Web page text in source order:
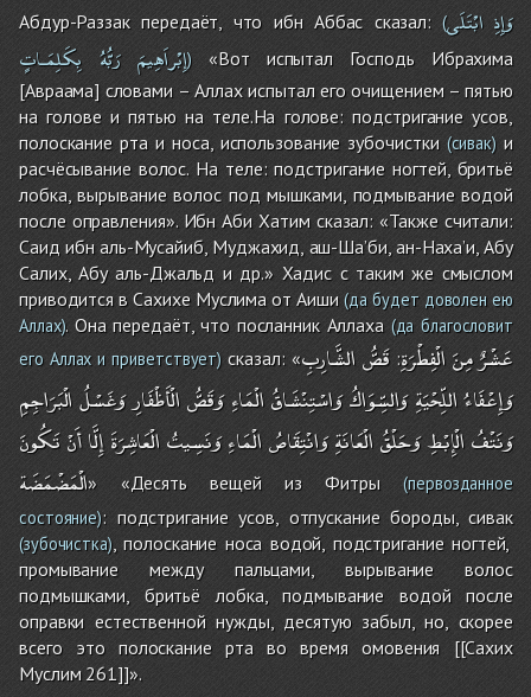
Абдур-Раззак передаёт, что ибн Аббас сказал: ( وَإِذِ ابْتَلَى
إِبْراَهِيمَ رَبُّهُ بِكَلِمَـاتٍ )«Вот испытал Господь Ибрахима
[Авраама] словами – Аллах испытал его очищением – пятью
на голове и пятью на теле.На голове: подстригание усов,
полоскание рта и носа, использование зубочистки(сивак)и
расчёсывание волос. На теле: подстригание ногтей, бритьё
лобка, вырывание волос под мышками, подмывание водой
после оправления». Ибн Аби Хатим сказал: «Также считали:
Саид ибн аль-Мусайиб, Муджахид, аш-Ша’би, ан-Наха’и, Абу
Салих, Абу аль-Джальд и др.» Хадис с таким же смыслом
приводится в Сахихе Муслима от Аиши(да будет доволен ею
Аллах). Она передаёт, что посланник Аллаха(да благословит
его Аллах и приветствует) сказал: « عَشْرٌمِنَالْفِطْرَةِ:قَصُّالشَّارِبِ
وَإِعْفَاءُاللِّحْيَةِوَالسِّوَاكُوَاسْتِنْشَاقُالْمَاءِوَقَصُّالْأَظْفَارِوَغَسْلُالْبَرَاجِمِ
وَنَتْفُالْإِبْطِوَحَلْقُالْعَانَةِوَانْتِقَاصُالْمَاءِوَنَسِيتُالْعَاشِرَةَإِلَّاأَنْتَكُونَ
الْمَضْمَضَة» «Десять вещей из Фитры(первозданное
состояние): подстригание усов, отпускание бороды, сивак
(зубочистка), полоскание носа водой, подстригание ногтей,
промывание между пальцами, вырывание волос
подмышками, бритьё лобка, подмывание водой после
оправки естественной нужды, десятую забыл, но, скорее
всего это полоскание рта во время омовения [[Сахих
Муслим 261]]».